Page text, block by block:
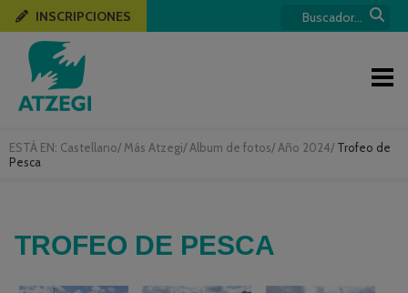
ESTÁ EN: Castellano/ Más Atzegi/ Album de fotos/ Año 2024/ Trofeo de
Pesca
INSCRIPCIONES
TROFEO DE PESCA